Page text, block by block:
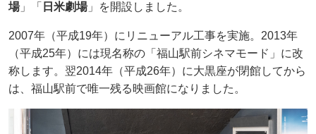
場」「 日米劇場」を開設しました。
2007年（平成19年）にリニューアル工事を実施。2013年
（平成25年）には現名称の「福山駅前シネマモード」に改
称します。翌2014年（平成26年）に大黒座が閉館してから
は、福山駅前で唯一残る映画館になりました。